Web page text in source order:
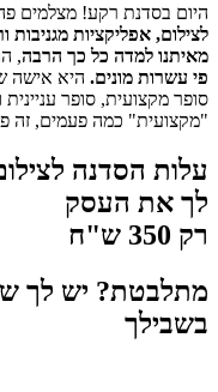
היום בסדנת רקע! מצלמים
לצילום, אפליקציות
מאיתנו למדה כל כך הרבה,
פי עשרות מונים. היא אישה
סופר מקצועית, סופר
"מקצועית" כמה פעמים, זה
עלות הסדנה
לך את העסק
רק 350 ש"ח
מתלבטת? יש לך
בשבילך